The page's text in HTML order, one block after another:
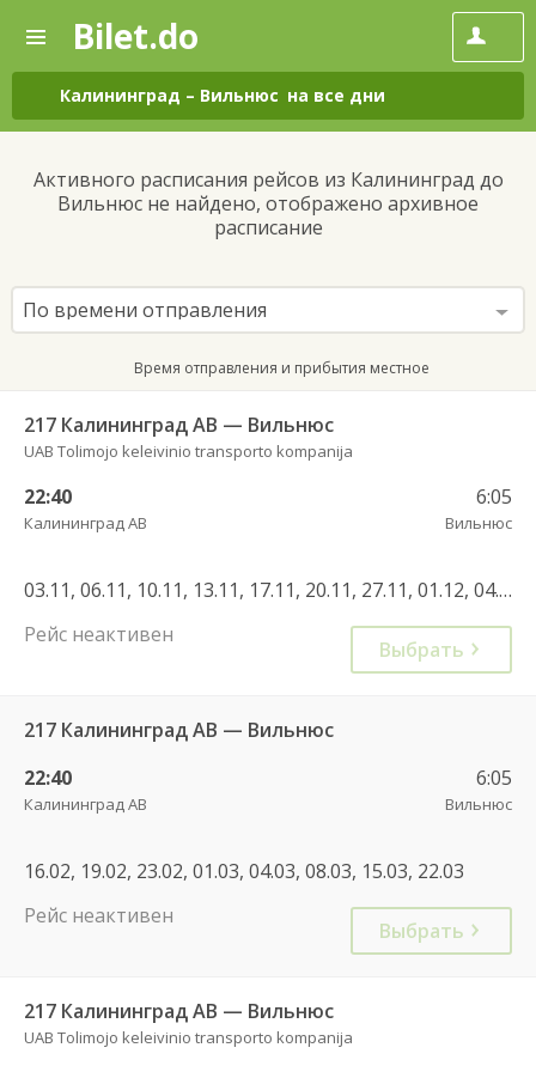
—
Поиск
и
покупка
билетов
автобус
онлайн
Bilet.do
Калининград – Вильнюс на все дни
Активного расписания рейсов из Калининград до
Вильнюс не найдено, отображено архивное
расписание
По времени отправления
Время отправления и прибытия местное
217 Калининград АВ — Вильнюс
UAB Tolimojo keleivinio transporto kompanija
22:40
Калининград АВ
6:05
Вильнюс
03.11, 06.11, 10.11, 13.11, 17.11, 20.11, 27.11, 01.12, 04.12, 08.12, 11.12, 15.12, 18.12, 22.12, 25.12, 29.12, 05.01, 08.01, 12.01, 15.01, 19.01, 22.01, 26.01, 29.01, 02.02
Рейс неактивен
Выбрать
217 Калининград АВ — Вильнюс
22:40
Калининград АВ
6:05
Вильнюс
16.02, 19.02, 23.02, 01.03, 04.03, 08.03, 15.03, 22.03
Рейс неактивен
Выбрать
217 Калининград АВ — Вильнюс
UAB Tolimojo keleivinio transporto kompanija